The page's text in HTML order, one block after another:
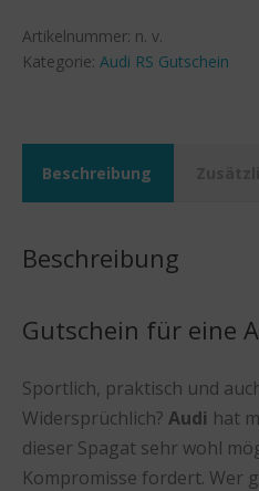
Artikelnummer: n. v.
Kategorie: Audi RS Gutschein
Beschreibung
Beschreibung
Gutschein für eine
Sportlich, praktisch und
Widersprüchlich? Audi hat
dieser Spagat sehr wohl
Kompromisse fordert. Wer